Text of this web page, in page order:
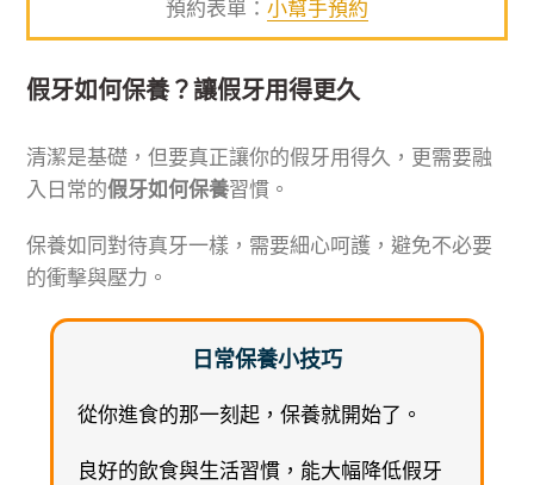
預約表單： 小幫手預約
假牙如何保養？讓假牙用得更久
清潔是基礎，但要真正讓你的假牙用得久，更需要融
入日常的假牙如何保養習慣。
保養如同對待真牙一樣，需要細心呵護，避免不必要
的衝擊與壓力。
日常保養小技巧
從你進食的那一刻起，保養就開始了。
良好的飲食與生活習慣，能大幅降低假牙